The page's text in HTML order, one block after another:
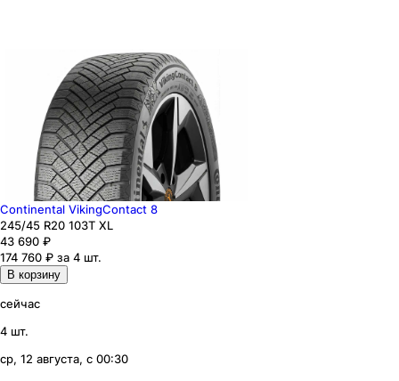
Continental VikingContact 8
245/45 R20 103T XL
43 690 ₽
174 760 ₽ за 4 шт.
В корзину
сейчас
4 шт.
ср, 12 августа, с 00:30